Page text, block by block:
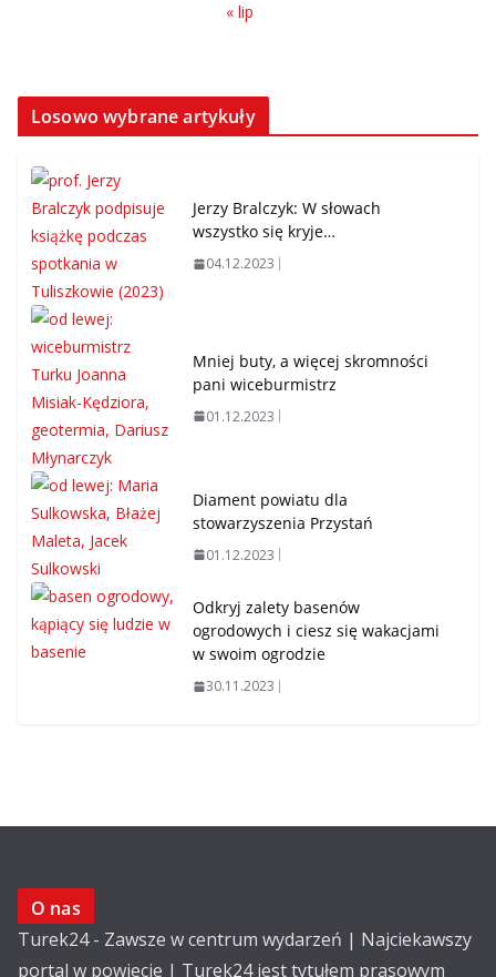
« lip
Losowo wybrane artykuły
Jerzy Bralczyk: W słowach
wszystko się kryje…
04.12.2023
Mniej buty, a więcej skromności
pani wiceburmistrz
01.12.2023
Diament powiatu dla
stowarzyszenia Przystań
01.12.2023
Odkryj zalety basenów
ogrodowych i ciesz się wakacjami
w swoim ogrodzie
30.11.2023
O nas
Turek24 - Zawsze w centrum wydarzeń | Najciekawszy
portal w powiecie | Turek24 jest tytułem prasowym